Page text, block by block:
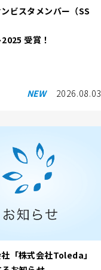
ビスタメンバー（SS
受賞！
NEW 2026.08.03
「株式会社Toleda」